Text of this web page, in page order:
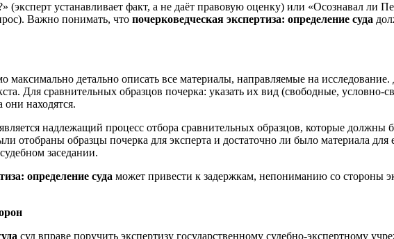
(эксперт устанавливает факт, а не даёт правовую оценку) или «Осознавал ли
Важно понимать, что почерковедческая экспертиза: определение суда
максимально детально описать все материалы, направляемые на
Для сравнительных образцов почерка: указать их вид (свободные, условно-
находятся.
надлежащий процесс отбора сравнительных образцов, которые должны
отобраны образцы почерка для эксперта и достаточно ли было материала
заседании.
определение суда может привести к задержкам, непониманию со стороны
суд вправе поручить экспертизу государственному судебно-экспертному